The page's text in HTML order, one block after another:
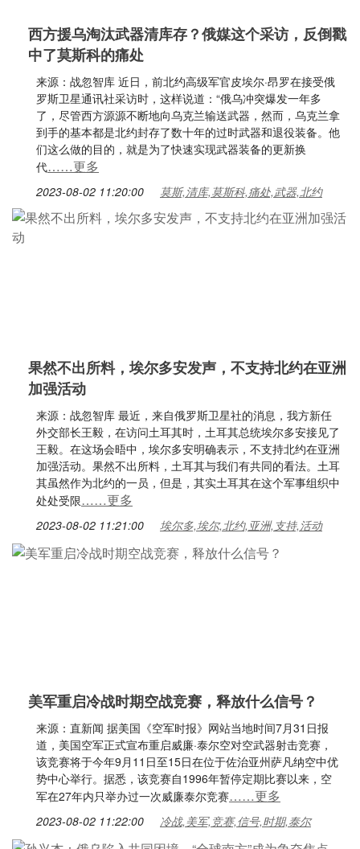
西方援乌淘汰武器清库存？俄媒这个采访，反倒戳
中了莫斯科的痛处
来源：战忽智库 近日，前北约高级军官皮埃尔·昂罗在接受俄
罗斯卫星通讯社采访时，这样说道：“俄乌冲突爆发一年多
了，尽管西方源源不断地向乌克兰输送武器，然而，乌克兰拿
到手的基本都是北约封存了数十年的过时武器和退役装备。他
们这么做的目的，就是为了快速实现武器装备的更新换
代……更多
2023-08-02 11:20:00 莫斯,清库,莫斯科,痛处,武器,北约
果然不出所料，埃尔多安发声，不支持北约在亚洲
加强活动
来源：战忽智库 最近，来自俄罗斯卫星社的消息，我方新任
外交部长王毅，在访问土耳其时，土耳其总统埃尔多安接见了
王毅。在这场会晤中，埃尔多安明确表示，不支持北约在亚洲
加强活动。果然不出所料，土耳其与我们有共同的看法。土耳
其虽然作为北约的一员，但是，其实土耳其在这个军事组织中
处处受限……更多
2023-08-02 11:21:00 埃尔多,埃尔,北约,亚洲,支持,活动
美军重启冷战时期空战竞赛，释放什么信号？
来源：直新闻 据美国《空军时报》网站当地时间7月31日报
道，美国空军正式宣布重启威廉·泰尔空对空武器射击竞赛，
该竞赛将于今年9月11日至15日在位于佐治亚州萨凡纳空中优
势中心举行。据悉，该竞赛自1996年暂停定期比赛以来，空
军在27年内只举办过一次威廉泰尔竞赛……更多
2023-08-02 11:22:00 冷战,美军,竞赛,信号,时期,泰尔